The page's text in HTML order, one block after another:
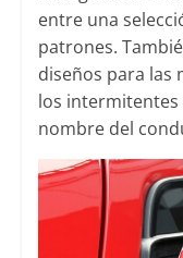
entre una
patrones.
diseños para las
los intermitentes
nombre del